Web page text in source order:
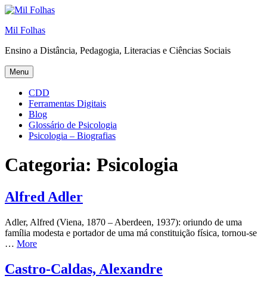
Skip
content
Mil Folhas
Ensino a Distância, Pedagogia, Literacias e Ciências Sociais
Menu
CDD
Ferramentas Digitais
Blog
Glossário de Psicologia
Psicologia – Biografias
Categoria: Psicologia
Alfred Adler
Adler, Alfred (Viena, 1870 – Aberdeen, 1937): oriundo de uma
família modesta e portador de uma má constituição física, tornou-se
… More
Castro-Caldas, Alexandre